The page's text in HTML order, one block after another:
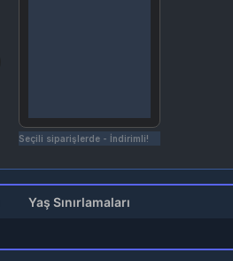
Seçili siparişlerde - İndirimli!
Yaş Sınırlamaları